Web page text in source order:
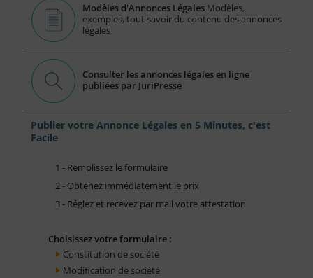
Modèles d'Annonces Légales Modèles,
exemples, tout savoir du contenu des annonces
légales
Consulter les annonces légales en ligne
publiées par JuriPresse
Publier votre Annonce Légales en 5 Minutes, c'est
Facile
1 - Remplissez le formulaire
2 - Obtenez immédiatement le prix
3 - Réglez et recevez par mail votre attestation
Choisissez votre formulaire :
Constitution de société
Modification de société